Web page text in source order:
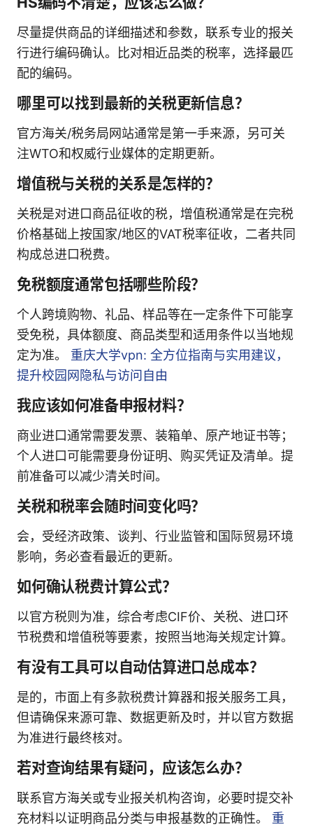
尽量提供商品的详细描述和参数，联系专业的报关
行进行编码确认。比对相近品类的税率，选择最匹
配的编码。
哪里可以找到最新的关税更新信息？
官方海关/税务局网站通常是第一手来源，另可关
注WTO和权威行业媒体的定期更新。
增值税与关税的关系是怎样的？
关税是对进口商品征收的税，增值税通常是在完税
价格基础上按国家/地区的VAT税率征收，二者共同
构成总进口税费。
免税额度通常包括哪些阶段？
个人跨境购物、礼品、样品等在一定条件下可能享
受免税，具体额度、商品类型和适用条件以当地规
定为准。 重庆大学vpn: 全方位指南与实用建议，
提升校园网隐私与访问自由
我应该如何准备申报材料？
商业进口通常需要发票、装箱单、原产地证书等；
个人进口可能需要身份证明、购买凭证及清单。提
前准备可以减少清关时间。
关税和税率会随时间变化吗？
会，受经济政策、谈判、行业监管和国际贸易环境
影响，务必查看最近的更新。
如何确认税费计算公式？
以官方税则为准，综合考虑CIF价、关税、进口环
节税费和增值税等要素，按照当地海关规定计算。
有没有工具可以自动估算进口总成本？
是的，市面上有多款税费计算器和报关服务工具，
但请确保来源可靠、数据更新及时，并以官方数据
为准进行最终核对。
若对查询结果有疑问，应该怎么办？
联系官方海关或专业报关机构咨询，必要时提交补
充材料以证明商品分类与申报基数的正确性。 重